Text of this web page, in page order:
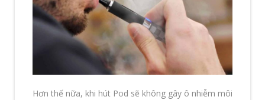
Hơn thế nữa, khi hút Pod sẽ không gây ô nhiễm môi